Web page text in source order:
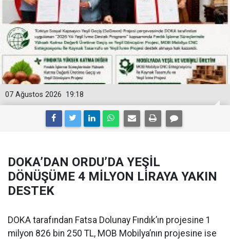
19:18
07 Ağustos 2026
DOKA’DAN ORDU’DA YEŞİL
DÖNÜŞÜME 4 MİLYON LİRAYA YAKIN
DESTEK
DOKA tarafından Fatsa Dolunay Fındık’ın projesine 1
milyon 826 bin 250 TL, MOB Mobilya’nın projesine ise